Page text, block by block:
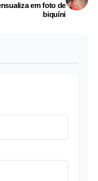
em foto de
biquíni